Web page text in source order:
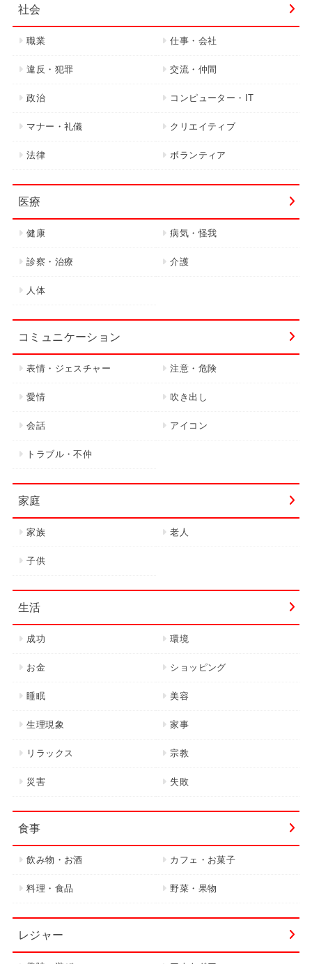
社会
職業 仕事・会社
違反・犯罪 交流・仲間
政治 コンピューター・IT
マナー・礼儀 クリエイティブ
法律 ボランティア
医療
健康 病気・怪我
診察・治療 介護
人体
コミュニケーション
表情・ジェスチャー 注意・危険
愛情 吹き出し
会話 アイコン
トラブル・不仲
家庭
家族 老人
子供
生活
成功 環境
お金 ショッピング
睡眠 美容
生理現象 家事
リラックス 宗教
災害 失敗
食事
飲み物・お酒 カフェ・お菓子
料理・食品 野菜・果物
レジャー